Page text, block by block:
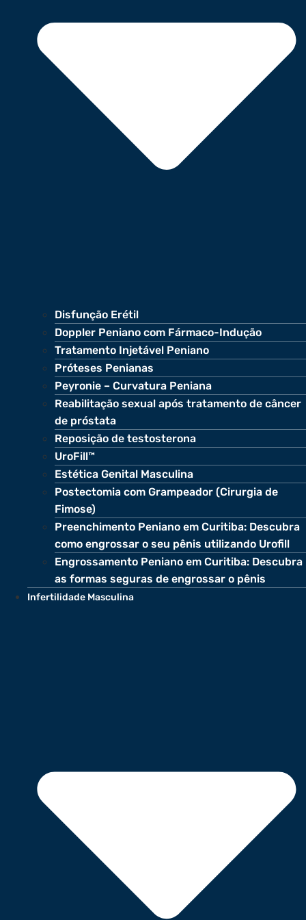
Disfunção Erétil
Doppler Peniano com Fármaco-Indução
Tratamento Injetável Peniano
Próteses Penianas
Peyronie – Curvatura Peniana
Reabilitação sexual após tratamento de câncer
de próstata
Reposição de testosterona
UroFill™
Estética Genital Masculina
Postectomia com Grampeador (Cirurgia de
Fimose)
Preenchimento Peniano em Curitiba: Descubra
como engrossar o seu pênis utilizando Urofill
Engrossamento Peniano em Curitiba: Descubra
as formas seguras de engrossar o pênis
Infertilidade Masculina